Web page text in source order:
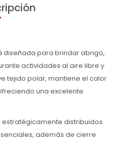
diseñada para brindar abrigo,
actividades al aire libre y
tejido polar, mantiene el calor
una excelente
estratégicamente distribuidos
además de cierre